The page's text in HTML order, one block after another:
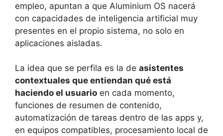
empleo, apuntan a que Aluminium OS nacerá
con capacidades de inteligencia artificial muy
presentes en el propio sistema, no solo en
aplicaciones aisladas.
La idea que se perfila es la de asistentes
contextuales que entiendan qué está
haciendo el usuario en cada momento,
funciones de resumen de contenido,
automatización de tareas dentro de las apps y,
en equipos compatibles, procesamiento local de